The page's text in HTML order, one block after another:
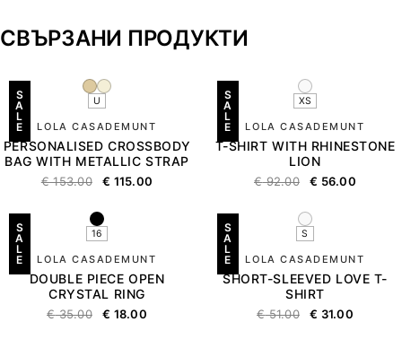
СВЪРЗАНИ ПРОДУКТИ
S
A
L
E
U
LOLA CASADEMUNT
PERSONALISED CROSSBODY
BAG WITH METALLIC STRAP
€153.00 € 115.00
S
A
L
E
XS
LOLA CASADEMUNT
T-SHIRT WITH RHINESTONE
LION
€92.00 € 56.00
S
A
L
E
16
LOLA CASADEMUNT
DOUBLE PIECE OPEN
CRYSTAL RING
€35.00 € 18.00
S
A
L
E
S
LOLA CASADEMUNT
SHORT-SLEEVED LOVE T-
SHIRT
€51.00 € 31.00